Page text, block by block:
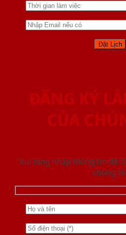
ĐĂNG KÝ
CỦA
Vui lòng nhập thông tin để
chúng tôi